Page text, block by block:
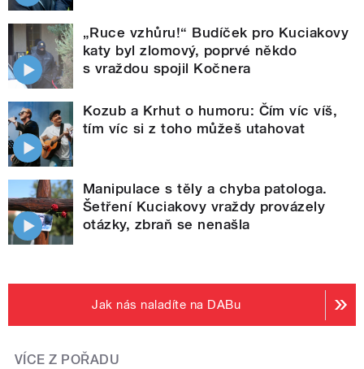
„Ruce vzhůru!“ Budíček pro Kuciakovy
katy byl zlomový, poprvé někdo
s vraždou spojil Kočnera
Kozub a Krhut o humoru: Čím víc víš,
tím víc si z toho můžeš utahovat
Manipulace s těly a chyba patologa.
Šetření Kuciakovy vraždy provázely
otázky, zbraň se nenašla
Jak nás naladíte na DABu
VÍCE Z POŘADU